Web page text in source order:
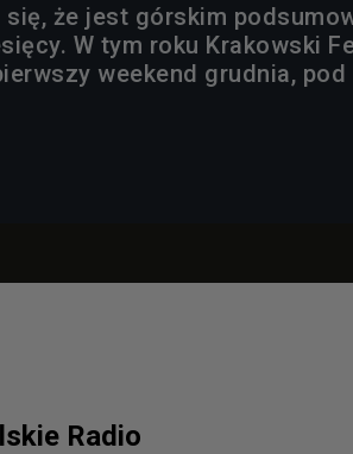
się, że jest górskim
W tym roku Krakowski
weekend grudnia,
Radio